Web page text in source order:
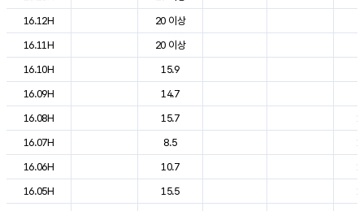
16.12H
20 이상
16.11H
20 이상
16.10H
15.9
16.09H
14.7
16.08H
15.7
16.07H
8.5
16.06H
10.7
16.05H
15.5